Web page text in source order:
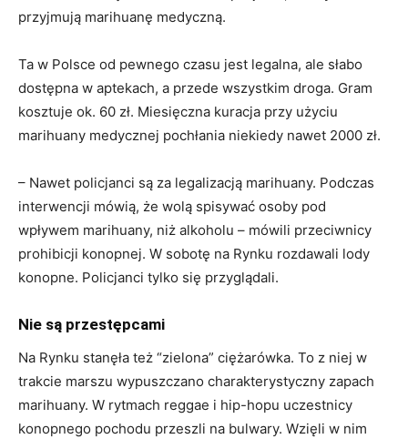
przyjmują marihuanę medyczną.
Ta w Polsce od pewnego czasu jest legalna, ale słabo
dostępna w aptekach, a przede wszystkim droga. Gram
kosztuje ok. 60 zł. Miesięczna kuracja przy użyciu
marihuany medycznej pochłania niekiedy nawet 2000 zł.
– Nawet policjanci są za legalizacją marihuany. Podczas
interwencji mówią, że wolą spisywać osoby pod
wpływem marihuany, niż alkoholu – mówili przeciwnicy
prohibicji konopnej. W sobotę na Rynku rozdawali lody
konopne. Policjanci tylko się przyglądali.
Nie są przestępcami
Na Rynku stanęła też “zielona” ciężarówka. To z niej w
trakcie marszu wypuszczano charakterystyczny zapach
marihuany. W rytmach reggae i hip-hopu uczestnicy
konopnego pochodu przeszli na bulwary. Wzięli w nim